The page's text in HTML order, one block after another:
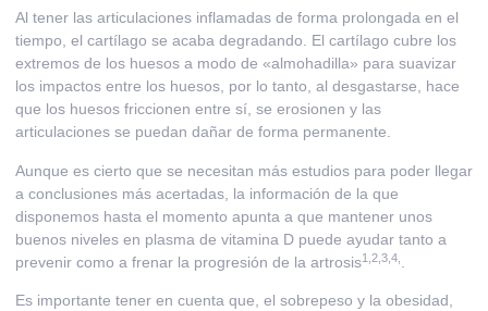
Al tener las articulaciones inflamadas de forma prolongada en el
tiempo, el cartílago se acaba degradando. El cartílago cubre los
extremos de los huesos a modo de «almohadilla» para suavizar
los impactos entre los huesos, por lo tanto, al desgastarse, hace
que los huesos friccionen entre sí, se erosionen y las
articulaciones se puedan dañar de forma permanente.
Aunque es cierto que se necesitan más estudios para poder llegar
a conclusiones más acertadas, la información de la que
disponemos hasta el momento apunta a que mantener unos
buenos niveles en plasma de vitamina D puede ayudar tanto a
prevenir como a frenar la progresión de la artrosis1 2 3 4
Es importante tener en cuenta que, el sobrepeso y la obesidad,